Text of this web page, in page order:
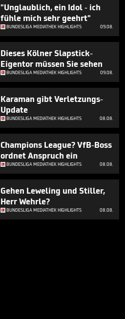
"Unglaublich, ein Idol - ich
fühle mich sehr geehrt"
BUNDESLIGA MEDIATHEK HIGHLIGHTS 09.08.
Dieses Kölner Slapstick-
Eigentor müssen Sie sehen
BUNDESLIGA MEDIATHEK HIGHLIGHTS 09.08.
Karaman gibt Verletzungs-
Update
BUNDESLIGA MEDIATHEK HIGHLIGHTS 08.08.
Champions League? VfB-Boss
ordnet Anspruch ein
BUNDESLIGA MEDIATHEK HIGHLIGHTS 08.08.
Gehen Leweling und Stiller,
Herr Wehrle?
BUNDESLIGA MEDIATHEK HIGHLIGHTS 08.08.